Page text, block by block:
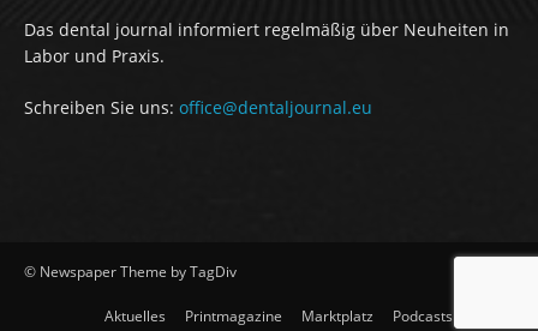
Das dental journal informiert regelmäßig über Neuheiten in
Labor und Praxis.
Schreiben Sie uns: office@dentaljournal.eu
© Newspaper Theme by TagDiv
Aktuelles Printmagazine Marktplatz Podcasts